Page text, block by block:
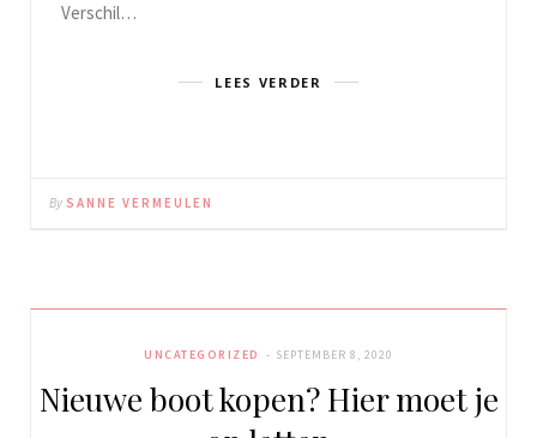
Verschil…
LEES VERDER
By SANNE VERMEULEN
UNCATEGORIZED SEPTEMBER 8, 2020
Nieuwe boot kopen? Hier moet je